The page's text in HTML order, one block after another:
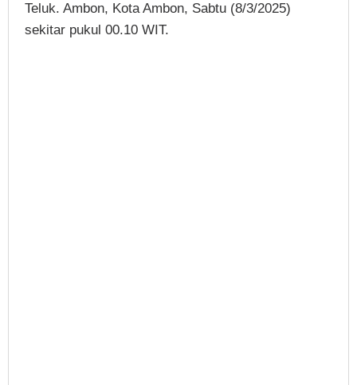
Teluk. Ambon, Kota Ambon, Sabtu (8/3/2025)
sekitar pukul 00.10 WIT.